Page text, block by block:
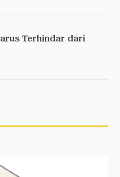
Terhindar dari